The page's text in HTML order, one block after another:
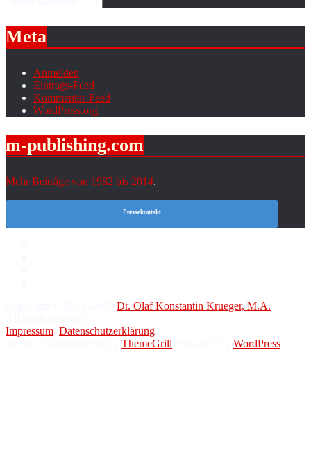
Meta
Anmelden
Eintrags-Feed
Kommentar-Feed
WordPress.org
m-publishing.com
Mehr Beiträge von 1982 bis 2014.
Pressekontakt
Dr. Olaf Konstantin Krueger, M.A.
Impressum Datenschutzerklärung
ThemeGrill WordPress